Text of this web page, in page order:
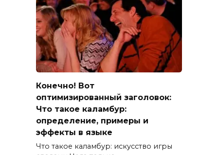
Конечно! Вот
оптимизированный заголовок:
Что такое каламбур:
определение, примеры и
эффекты в языке
Что такое каламбур: искусство игры